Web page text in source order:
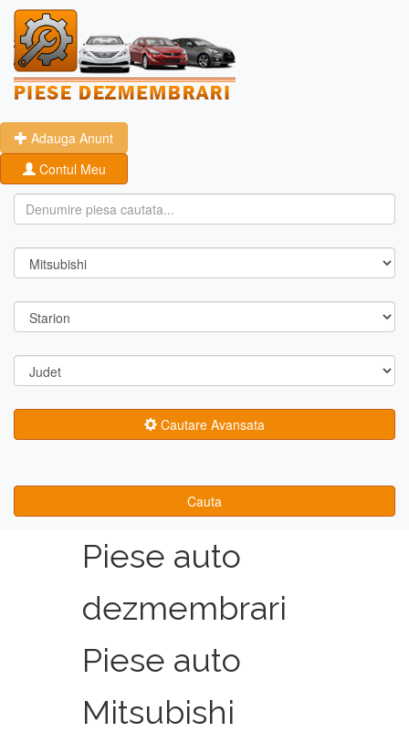
Adauga Anunt
Contul Meu
Cautare Avansata
Cauta
Piese auto
dezmembrari
Piese auto
Mitsubishi